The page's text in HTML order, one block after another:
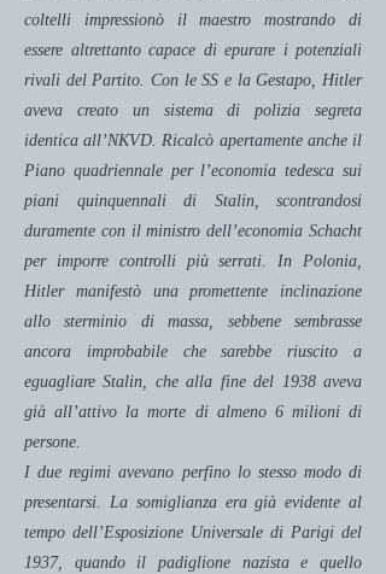
coltelli impressionò il maestro mostrando di
essere altrettanto capace di epurare i potenziali
rivali del Partito. Con le SS e la Gestapo, Hitler
aveva creato un sistema di polizia segreta
identica all’NKVD. Ricalcò apertamente anche il
Piano quadriennale per l’economia tedesca sui
piani quinquennali di Stalin, scontrandosi
duramente con il ministro dell’economia Schacht
per imporre controlli più serrati. In Polonia,
Hitler manifestò una promettente inclinazione
allo sterminio di massa, sebbene sembrasse
ancora improbabile che sarebbe riuscito a
eguagliare Stalin, che alla fine del 1938 aveva
già all’attivo la morte di almeno 6 milioni di
persone.
I due regimi avevano perfino lo stesso modo di
presentarsi. La somiglianza era già evidente al
tempo dell’Esposizione Universale di Parigi del
1937, quando il padiglione nazista e quello